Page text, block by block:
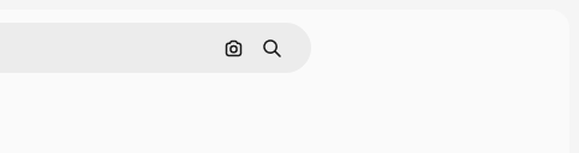
Pesquisar por imagem
Buscar